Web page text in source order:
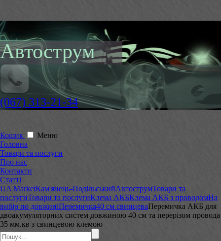
Автострум
(067) 313-21-34
Кошик
Меню
Головна
Товари та послуги
Про нас
Контакти
Статті
UA MarketКам'янець-ПодільськийАвтострумТовари та
послугиТовари та послугиКлема АКБКлема АКБ з проводомНа
вибір по довжиніПеремичка40 см свинцеваПеремичка АКБ для
двоакумуляторних систем довжиною 40 см та перерізом провода
35 мм.кв з свинцевою клемою